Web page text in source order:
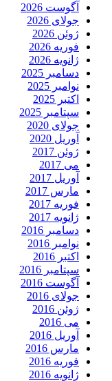
آگوست 2026
جولای 2026
ژوئن 2026
فوریه 2026
ژانویه 2026
دسامبر 2025
نوامبر 2025
اکتبر 2025
سپتامبر 2025
جولای 2020
آوریل 2020
ژوئن 2017
می 2017
آوریل 2017
مارس 2017
فوریه 2017
ژانویه 2017
دسامبر 2016
نوامبر 2016
اکتبر 2016
سپتامبر 2016
آگوست 2016
جولای 2016
ژوئن 2016
می 2016
آوریل 2016
مارس 2016
فوریه 2016
ژانویه 2016